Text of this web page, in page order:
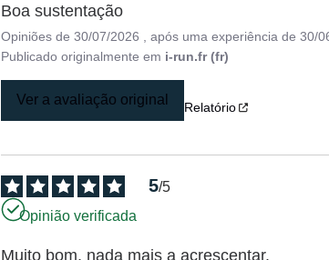
Boa sustentação
Opiniões de30/07/2026 , após uma experiência de30/
Publicado originalmente em i-run.fr (fr)
Ver a avaliação original Relatório
5/5
Opinião verificada
Muito bom, nada mais a acrescentar.